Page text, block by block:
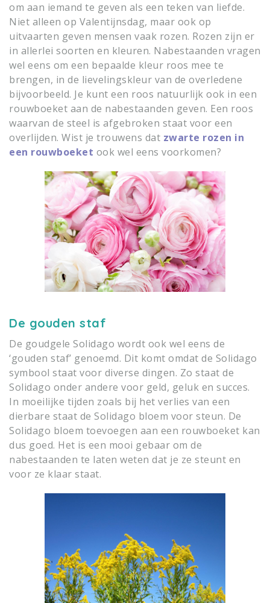
om aan iemand te geven als een teken van liefde.
Niet alleen op Valentijnsdag, maar ook op
uitvaarten geven mensen vaak rozen. Rozen zijn er
in allerlei soorten en kleuren. Nabestaanden vragen
wel eens om een bepaalde kleur roos mee te
brengen, in de lievelingskleur van de overledene
bijvoorbeeld. Je kunt een roos natuurlijk ook in een
rouwboeket aan de nabestaanden geven. Een roos
waarvan de steel is afgebroken staat voor een
overlijden. Wist je trouwens dat zwarte rozen in
een rouwboeket ook wel eens voorkomen?
De gouden staf
De goudgele Solidago wordt ook wel eens de
‘gouden staf’ genoemd. Dit komt omdat de Solidago
symbool staat voor diverse dingen. Zo staat de
Solidago onder andere voor geld, geluk en succes.
In moeilijke tijden zoals bij het verlies van een
dierbare staat de Solidago bloem voor steun. De
Solidago bloem toevoegen aan een rouwboeket kan
dus goed. Het is een mooi gebaar om de
nabestaanden te laten weten dat je ze steunt en
voor ze klaar staat.